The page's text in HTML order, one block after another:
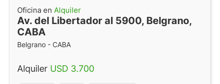
Oficina en Alquiler
Av. del Libertador al 5900, Belgrano,
CABA
Belgrano - CABA
Alquiler USD 3.700